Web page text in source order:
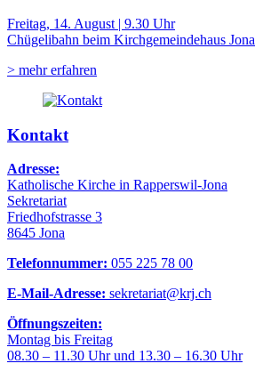
Freitag, 14. August | 9.30 Uhr
Chügelibahn beim Kirchgemeindehaus Jona
> mehr erfahren
Kontakt
Adresse:
Katholische Kirche in Rapperswil-Jona
Sekretariat
Friedhofstrasse 3
8645 Jona
Telefonnummer: 055 225 78 00
E-Mail-Adresse: sekretariat@krj.ch
Öffnungszeiten:
Montag bis Freitag
08.30 – 11.30 Uhr und 13.30 – 16.30 Uhr